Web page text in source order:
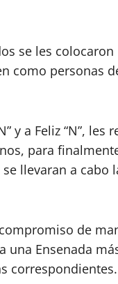
se les colocaron
como personas
y a Feliz “N”, les
para
llevaran a cabo
de
Ensenada
correspondientes.